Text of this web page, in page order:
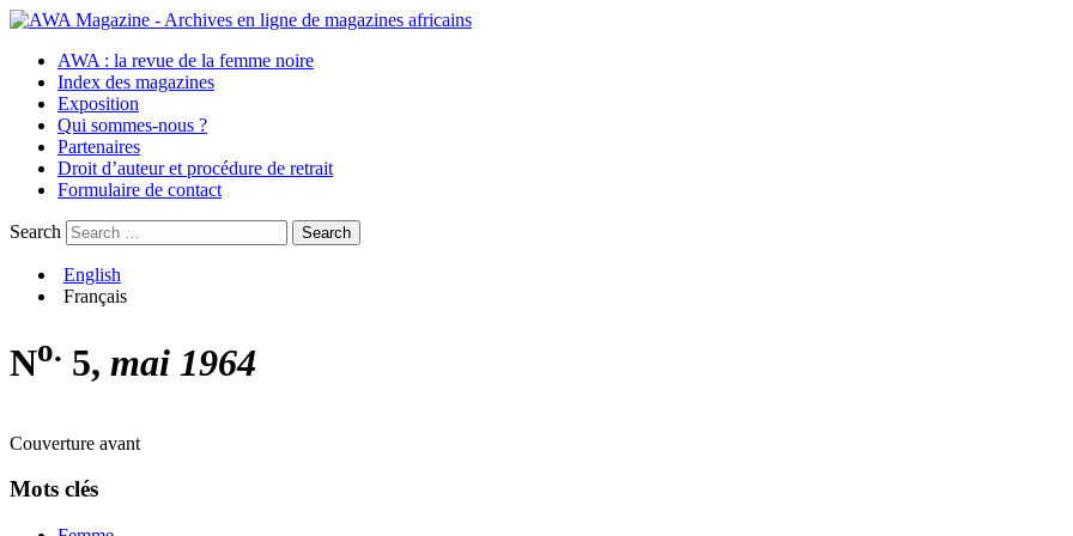
AWA : la revue de la femme noire
Index des magazines
Exposition
Qui sommes-nous ?
Partenaires
Droit d’auteur et procédure de retrait
Formulaire de contact
Search
English
Français
No. 5, mai 1964
Couverture avant
Mots clés